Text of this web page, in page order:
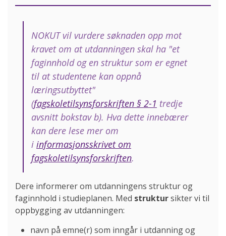
NOKUT vil vurdere søknaden opp mot
kravet om at utdanningen skal ha "et
faginnhold og en struktur som er egnet
til at studentene kan oppnå
læringsutbyttet"
(fagskoletilsynsforskriften § 2-1 tredje
avsnitt bokstav b). Hva dette innebærer
kan dere lese mer om
i informasjonsskrivet om
fagskoletilsynsforskriften.
Dere informerer om utdanningens struktur og
faginnhold i studieplanen. Med struktursikter vi til
oppbygging av utdanningen:
navn på emne(r) som inngår i utdanning og